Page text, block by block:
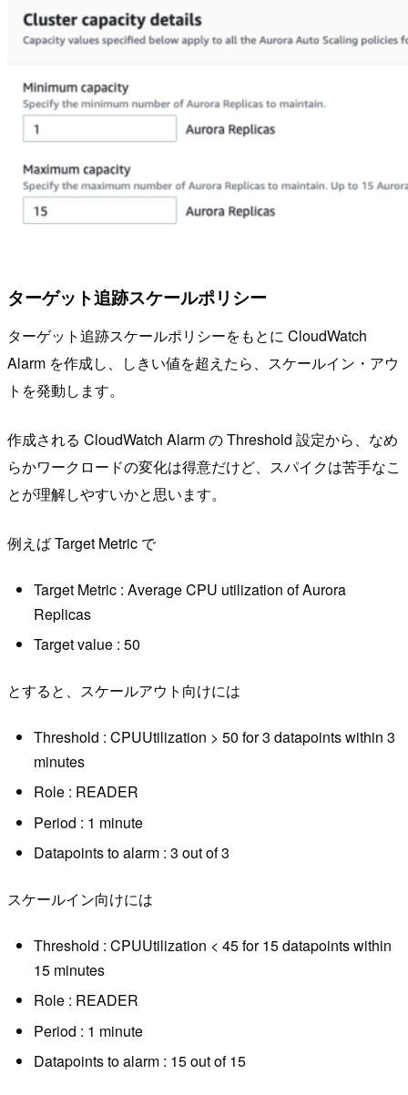
ターゲット追跡スケールポリシー
ターゲット追跡スケールポリシーをもとに CloudWatch
Alarm を作成し、しきい値を超えたら、スケールイン・アウ
トを発動します。
作成される CloudWatch Alarm の Threshold 設定から、なめ
らかワークロードの変化は得意だけど、スパイクは苦手なこ
とが理解しやすいかと思います。
例えば Target Metric で
Target Metric : Average CPU utilization of Aurora
Replicas
Target value : 50
とすると、スケールアウト向けには
Threshold : CPUUtilization > 50 for 3 datapoints within 3
minutes
Role : READER
Period : 1 minute
Datapoints to alarm : 3 out of 3
スケールイン向けには
Threshold : CPUUtilization < 45 for 15 datapoints within
15 minutes
Role : READER
Period : 1 minute
Datapoints to alarm : 15 out of 15